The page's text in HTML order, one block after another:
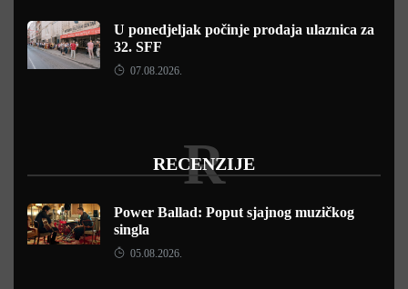
U ponedjeljak počinje prodaja ulaznica za
32. SFF
07.08.2026.
RECENZIJE
R
Power Ballad: Poput sjajnog muzičkog
singla
05.08.2026.